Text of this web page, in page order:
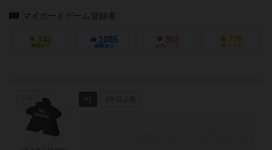
マイボードゲーム登録者
342
興味あり
1085
経験あり
302
お気に入り
776
持ってる